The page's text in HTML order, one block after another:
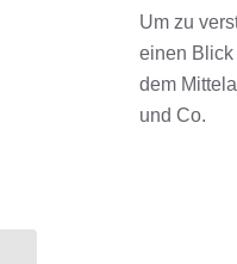
Um zu
einen Blick
dem
und Co.